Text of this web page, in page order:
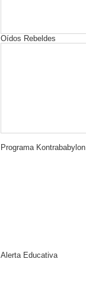
Oídos Rebeldes
Programa Kontrababylon
Alerta Educativa